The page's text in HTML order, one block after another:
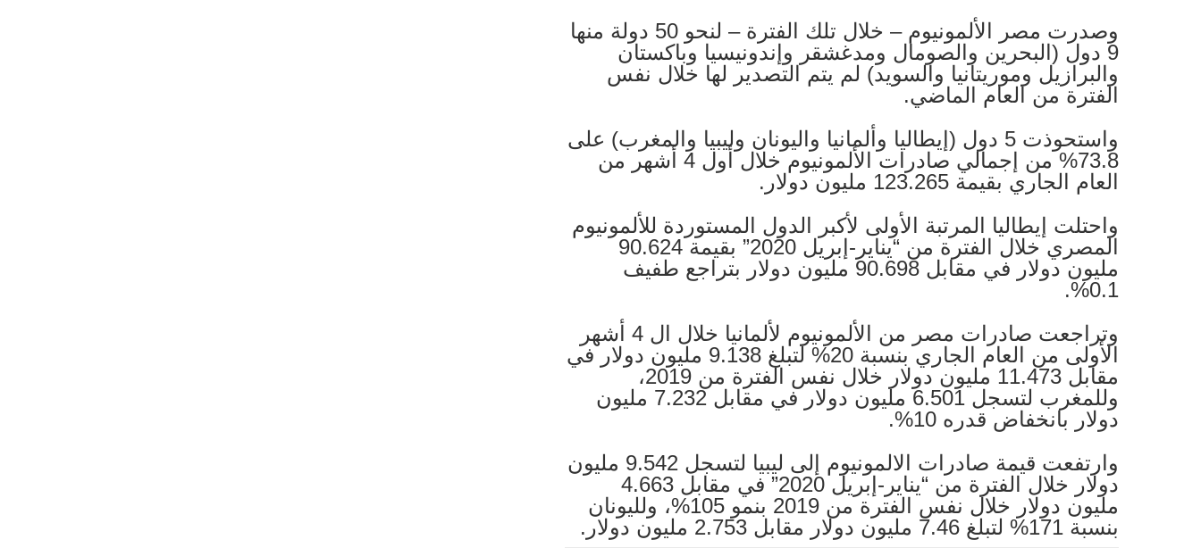
وصدرت مصر الألمونيوم – خلال تلك الفترة – لنحو 50 دولة منها
9 دول (البحرين والصومال ومدغشقر وإندونيسيا وباكستان
والبرازيل وموريتانيا والسويد) لم يتم التصدير لها خلال نفس
الفترة من العام الماضي.
واستحوذت 5 دول (إيطاليا وألمانيا واليونان وليبيا والمغرب) على
73.8% من إجمالي صادرات الألمونيوم خلال أول 4 أشهر من
العام الجاري بقيمة 123.265 مليون دولار.
واحتلت إيطاليا المرتبة الأولى لأكبر الدول المستوردة للألمونيوم
المصري خلال الفترة من “يناير-إبريل 2020” بقيمة 90.624
مليون دولار في مقابل 90.698 مليون دولار بتراجع طفيف
0.1%.
وتراجعت صادرات مصر من الألمونيوم لألمانيا خلال ال 4 أشهر
الأولى من العام الجاري بنسبة 20% لتبلغ 9.138 مليون دولار في
مقابل 11.473 مليون دولار خلال نفس الفترة من 2019،
وللمغرب لتسجل 6.501 مليون دولار في مقابل 7.232 مليون
دولار بانخفاض قدره 10%.
وارتفعت قيمة صادرات الالمونيوم إلى ليبيا لتسجل 9.542 مليون
دولار خلال الفترة من “يناير-إبريل 2020” في مقابل 4.663
مليون دولار خلال نفس الفترة من 2019 بنمو 105%، ولليونان
بنسبة 171% لتبلغ 7.46 مليون دولار مقابل 2.753 مليون دولار.